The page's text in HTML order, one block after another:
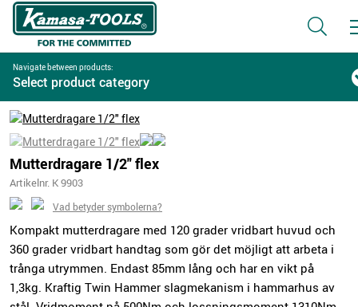
Navigate between products:
Select product category
Mutterdragare 1/2" flex
Artikelnr. K 9903
Vad betyder symbolerna?
Kompakt mutterdragare med 120 grader vridbart huvud och
360 grader vridbart handtag som gör det möjligt att arbeta i
trånga utrymmen. Endast 85mm lång och har en vikt på
1,3kg. Kraftig Twin Hammer slagmekanism i hammarhus av